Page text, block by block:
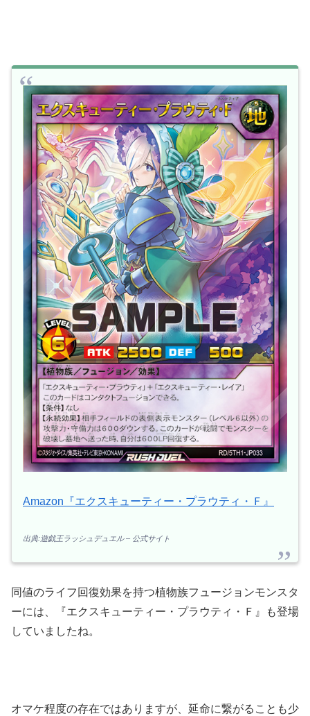
Amazon『エクスキューティー・プラウティ・Ｆ』
出典:遊戯王ラッシュデュエル – 公式サイト
同値のライフ回復効果を持つ植物族フュージョンモンスタ
ーには、『エクスキューティー・プラウティ・Ｆ』も登場
していましたね。
オマケ程度の存在ではありますが、延命に繋がることも少